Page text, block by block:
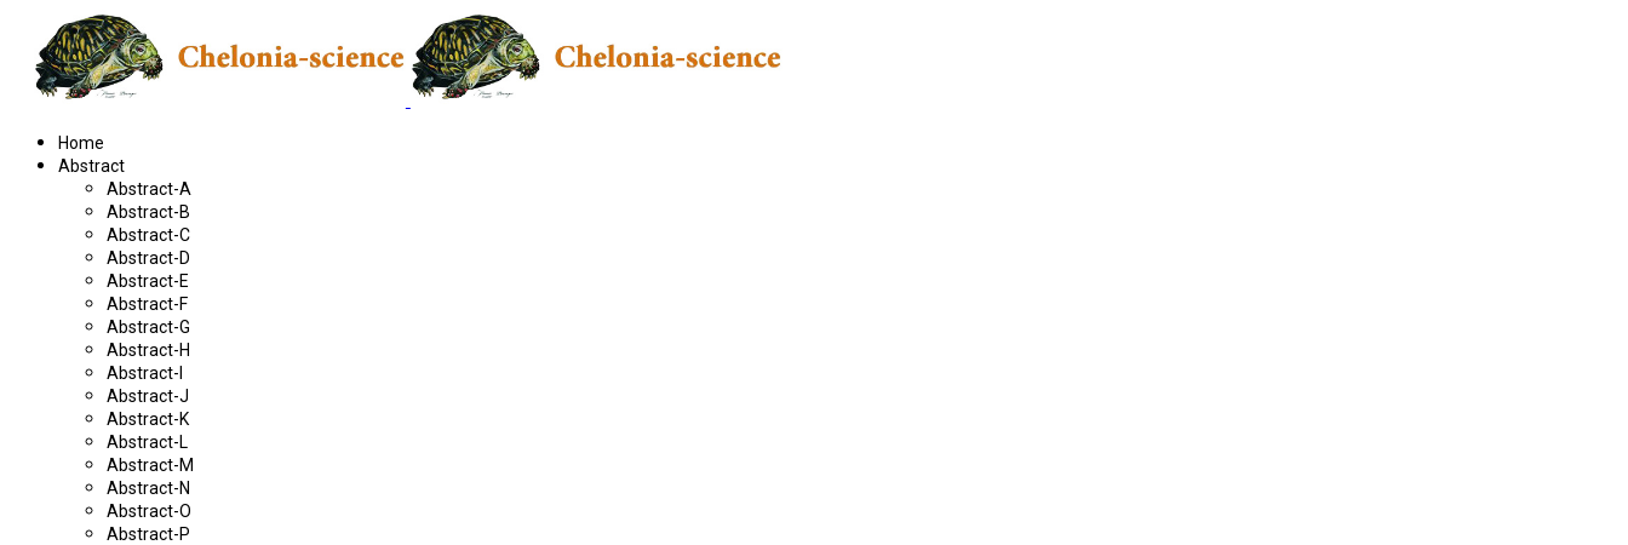
Home
Abstract
Abstract-A
Abstract-B
Abstract-C
Abstract-D
Abstract-E
Abstract-F
Abstract-G
Abstract-H
Abstract-I
Abstract-J
Abstract-K
Abstract-L
Abstract-M
Abstract-N
Abstract-O
Abstract-P